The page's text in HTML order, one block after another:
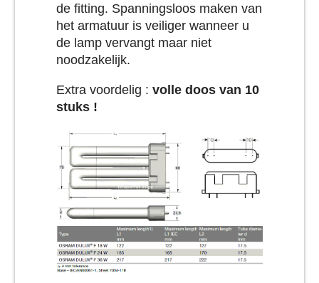
de fitting. Spanningsloos maken van
het armatuur is veiliger wanneer u
de lamp vervangt maar niet
noodzakelijk.
Extra voordelig : volle doos van 10
stuks !